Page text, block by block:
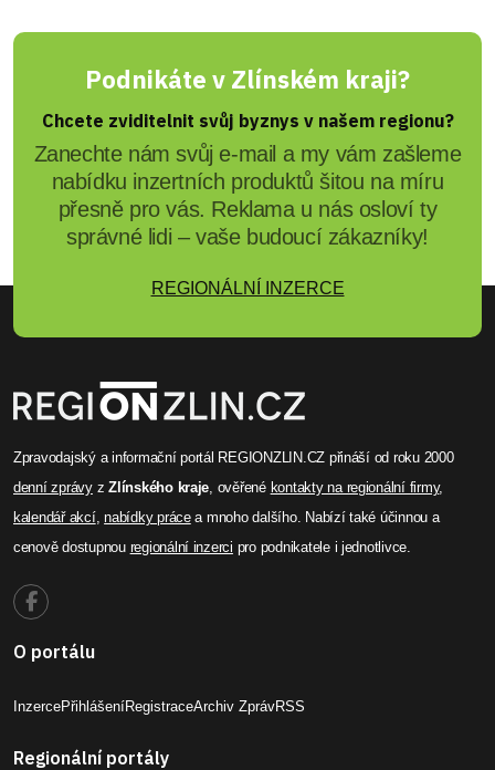
Podnikáte v Zlínském kraji?
Chcete zviditelnit svůj byznys v našem regionu?
Zanechte nám svůj e-mail a my vám zašleme
nabídku inzertních produktů šitou na míru
přesně pro vás. Reklama u nás osloví ty
správné lidi – vaše budoucí zákazníky!
REGIONÁLNÍ INZERCE
Zpravodajský a informační portál REGIONZLIN.CZ přináší od roku 2000
denní zprávyzZlínského kraje , ověřené kontakty na regionální firmy,
kalendář akcí,nabídky prácea mnoho dalšího. Nabízí také účinnou a
cenově dostupnou regionální inzerci pro podnikatele i jednotlivce.
O portálu
InzercePřihlášeníRegistraceArchiv ZprávRSS
Regionální portály